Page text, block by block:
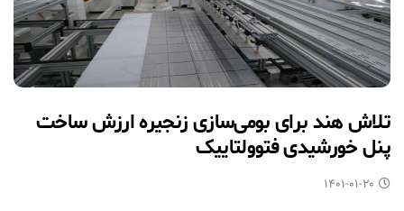
تلاش هند برای بومی‌سازی زنجیره ارزش ساخت
پنل خورشیدی فتوولتاییک
۱۴۰۱-۰۱-۲۰